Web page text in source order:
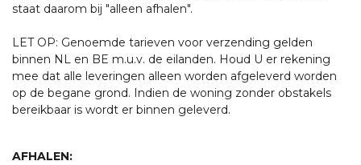
staat daarom bij "alleen afhalen".
LET OP: Genoemde tarieven voor verzending gelden
binnen NL en BE m.u.v. de eilanden. Houd U er rekening
mee dat alle leveringen alleen worden afgeleverd worden
op de begane grond. Indien de woning zonder obstakels
bereikbaar is wordt er binnen geleverd.
AFHALEN: